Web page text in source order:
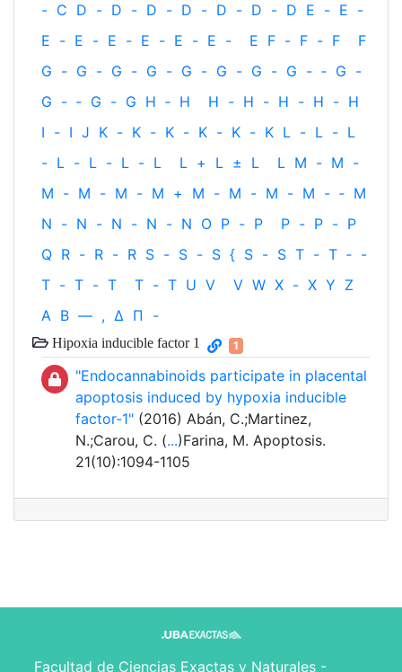
- C D - D - D - D - D - D - D E - E -
E - E - E - E - E - E - E F - F - F
F
G - G - G - G - G - G - G - G - ‐ G -
G - ‐ G - G H ‐ H H - H - H - H - H
I - I J K - K - K - K - K - K L - L - L
- L - L - L - L L + L ± L L M - M -
M - M - M - M + M - M - M - M - ‐ M
N - N - N - N - N O P - P P - P - P
Q R - R - R S - S - S { S - S T - T ‐ -
T - T - T T - T U V V W X - X Y Z
Α Β — , Δ Π -
Hipoxia inducible factor 1 1
"Endocannabinoids participate in placental
apoptosis induced by hypoxia inducible
factor-1" (2016) Abán, C.;Martinez,
N.;Carou, C. (...)Farina, M. Apoptosis.
21(10):1094-1105
Facultad de Ciencias Exactas y Naturales -